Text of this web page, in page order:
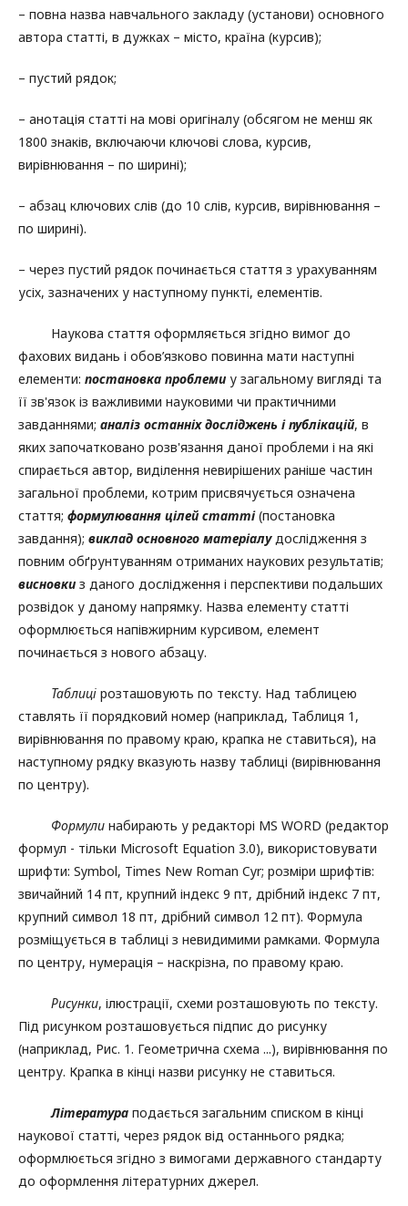
– повна назва навчального закладу (установи) основного
автора статті, в дужках – місто, країна (курсив);
– пустий рядок;
– анотація статті на мові оригіналу (обсягом не менш як
1800 знаків, включаючи ключові слова, курсив,
вирівнювання – по ширині);
– абзац ключових слів (до 10 слів, курсив, вирівнювання –
по ширині).
– через пустий рядок починається стаття з урахуванням
усіх, зазначених у наступному пункті, елементів.
Наукова стаття оформляється згідно вимог до
фахових видань і обов’язково повинна мати наступні
елементи: постановка проблеми у загальному вигляді та
її зв'язок із важливими науковими чи практичними
завданнями; аналіз останніх досліджень і публікацій, в
яких започатковано розв'язання даної проблеми і на які
спирається автор, виділення невирішених раніше частин
загальної проблеми, котрим присвячується означена
стаття; формулювання цілей статті(постановка
завдання); виклад основного матеріалудослідження з
повним обґрунтуванням отриманих наукових результатів;
висновки з даного дослідження і перспективи подальших
розвідок у даному напрямку. Назва елементу статті
оформлюється напівжирним курсивом, елемент
починається з нового абзацу.
Таблиці розташовують по тексту. Над таблицею
ставлять її порядковий номер (наприклад, Таблиця 1,
вирівнювання по правому краю, крапка не ставиться), на
наступному рядку вказують назву таблиці (вирівнювання
по центру).
Формули набирають у редакторі MS WORD (редактор
формул - тільки Microsoft Equation 3.0), використовувати
шрифти: Symbol, Times New Roman Cyr; розміри шрифтів:
звичайний 14 пт, крупний індекс 9 пт, дрібний індекс 7 пт,
крупний символ 18 пт, дрібний символ 12 пт). Формула
розміщується в таблиці з невидимими рамками. Формула
по центру, нумерація – наскрізна, по правому краю.
Рисунки, ілюстрації, схеми розташовують по тексту.
Під рисунком розташовується підпис до рисунку
(наприклад, Рис. 1. Геометрична схема ...), вирівнювання по
центру. Крапка в кінці назви рисунку не ставиться.
Література подається загальним списком в кінці
наукової статті, через рядок від останнього рядка;
оформлюється згідно з вимогами державного стандарту
до оформлення літературних джерел.